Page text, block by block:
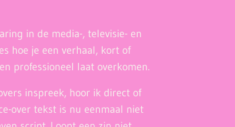
in de media-, televisie- en
hoe je een verhaal, kort of
professioneel laat overkomen.
inspreek, hoor ik direct of
over tekst is nu eenmaal niet